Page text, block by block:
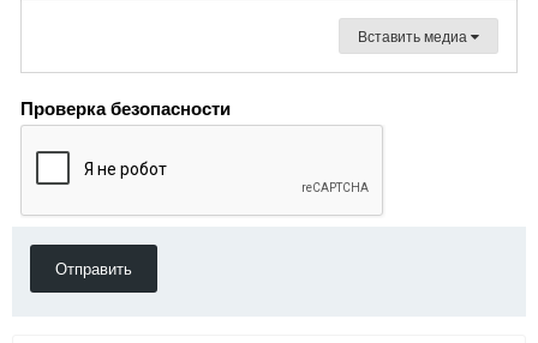
Вставить медиа
Проверка безопасности
Отправить